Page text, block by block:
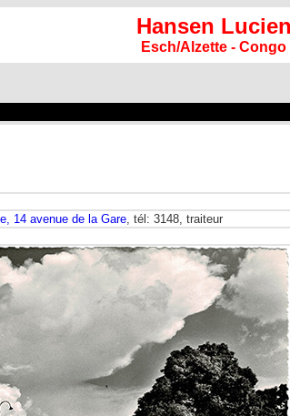
Hansen Lucien
Esch/Alzette - Congo
14 avenue de la Gare, tél: 3148, traiteur